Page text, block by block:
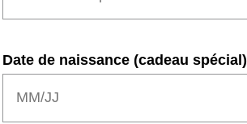
Date de naissance (cadeau spécial)